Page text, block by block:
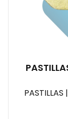
PASTILLAS